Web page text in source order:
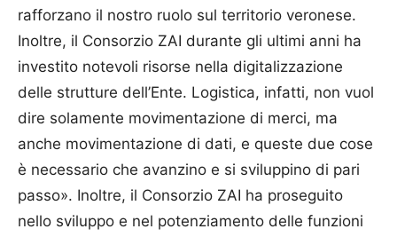
rafforzano il nostro ruolo sul territorio veronese.
Inoltre, il Consorzio ZAI durante gli ultimi anni ha
investito notevoli risorse nella digitalizzazione
delle strutture dell’Ente. Logistica, infatti, non vuol
dire solamente movimentazione di merci, ma
anche movimentazione di dati, e queste due cose
è necessario che avanzino e si sviluppino di pari
passo». Inoltre, il Consorzio ZAI ha proseguito
nello sviluppo e nel potenziamento delle funzioni